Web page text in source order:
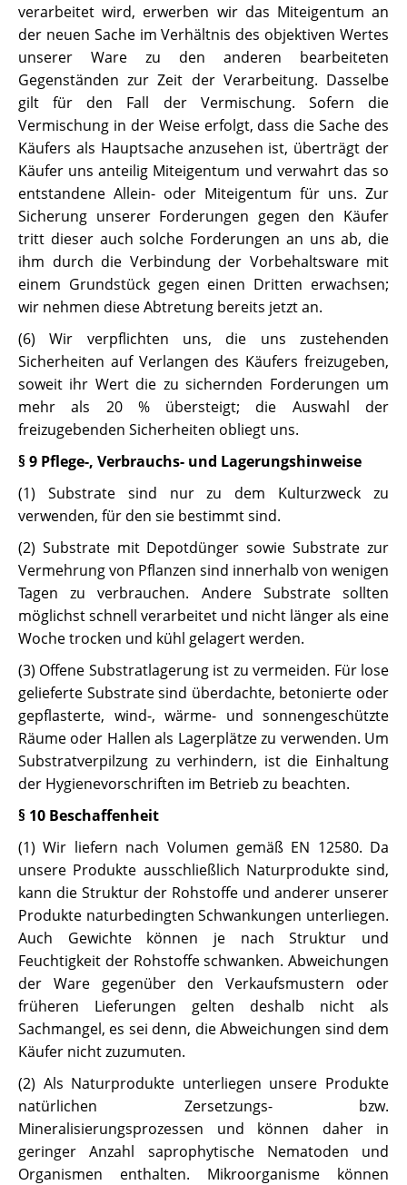
verarbeitet wird, erwerben wir das Miteigentum an
der neuen Sache im Verhältnis des objektiven Wertes
unserer Ware zu den anderen bearbeiteten
Gegenständen zur Zeit der Verarbeitung. Dasselbe
gilt für den Fall der Vermischung. Sofern die
Vermischung in der Weise erfolgt, dass die Sache des
Käufers als Hauptsache anzusehen ist, überträgt der
Käufer uns anteilig Miteigentum und verwahrt das so
entstandene Allein- oder Miteigentum für uns. Zur
Sicherung unserer Forderungen gegen den Käufer
tritt dieser auch solche Forderungen an uns ab, die
ihm durch die Verbindung der Vorbehaltsware mit
einem Grundstück gegen einen Dritten erwachsen;
wir nehmen diese Abtretung bereits jetzt an.
(6) Wir verpflichten uns, die uns zustehenden
Sicherheiten auf Verlangen des Käufers freizugeben,
soweit ihr Wert die zu sichernden Forderungen um
mehr als 20 % übersteigt; die Auswahl der
freizugebenden Sicherheiten obliegt uns.
§ 9 Pflege-, Verbrauchs- und Lagerungshinweise
(1) Substrate sind nur zu dem Kulturzweck zu
verwenden, für den sie bestimmt sind.
(2) Substrate mit Depotdünger sowie Substrate zur
Vermehrung von Pflanzen sind innerhalb von wenigen
Tagen zu verbrauchen. Andere Substrate sollten
möglichst schnell verarbeitet und nicht länger als eine
Woche trocken und kühl gelagert werden.
(3) Offene Substratlagerung ist zu vermeiden. Für lose
gelieferte Substrate sind überdachte, betonierte oder
gepflasterte, wind-, wärme- und sonnengeschützte
Räume oder Hallen als Lagerplätze zu verwenden. Um
Substratverpilzung zu verhindern, ist die Einhaltung
der Hygienevorschriften im Betrieb zu beachten.
§ 10 Beschaffenheit
(1) Wir liefern nach Volumen gemäß EN 12580. Da
unsere Produkte ausschließlich Naturprodukte sind,
kann die Struktur der Rohstoffe und anderer unserer
Produkte naturbedingten Schwankungen unterliegen.
Auch Gewichte können je nach Struktur und
Feuchtigkeit der Rohstoffe schwanken. Abweichungen
der Ware gegenüber den Verkaufsmustern oder
früheren Lieferungen gelten deshalb nicht als
Sachmangel, es sei denn, die Abweichungen sind dem
Käufer nicht zuzumuten.
(2) Als Naturprodukte unterliegen unsere Produkte
natürlichen Zersetzungs- bzw.
Mineralisierungsprozessen und können daher in
geringer Anzahl saprophytische Nematoden und
Organismen enthalten. Mikroorganisme können